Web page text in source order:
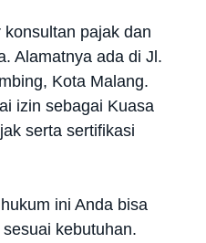
pajak dan
Alamatnya ada di Jl.
Kota Malang.
izin sebagai Kuasa
serta sertifikasi
ini Anda bisa
kebutuhan.